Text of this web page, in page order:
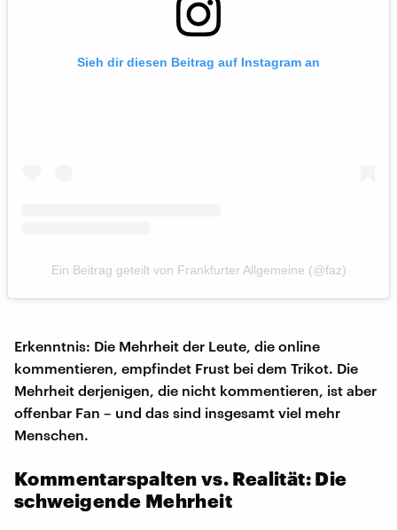
Sieh dir diesen Beitrag auf Instagram an
Ein Beitrag geteilt von Frankfurter Allgemeine (@faz)
Erkenntnis: Die Mehrheit der Leute, die online
kommentieren, empfindet Frust bei dem Trikot. Die
Mehrheit derjenigen, die nicht kommentieren, ist aber
offenbar Fan – und das sind insgesamt viel mehr
Menschen.
Kommentarspalten vs. Realität: Die
schweigende Mehrheit